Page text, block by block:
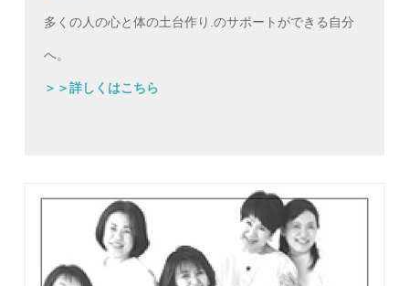
多くの人の心と体の土台作り.のサポートができる自分
へ。
＞＞詳しくはこちら